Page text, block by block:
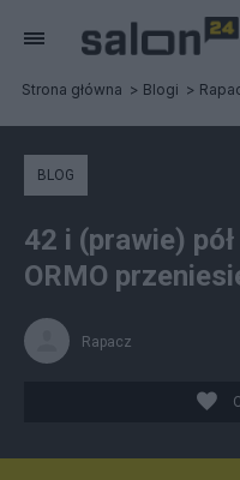
Strona główna Blogi
BLOG
42 i (prawie)
ORMO
Rapacz